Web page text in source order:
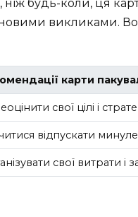
будь-коли, ця
викликами.
карти
свої цілі і
відпускати минуле
свої витрати і